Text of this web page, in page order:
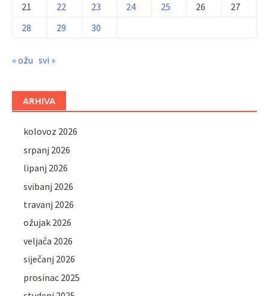
21
22 23 24 25 26
27
28
29 30
« ožu svi »
ARHIVA
kolovoz 2026
srpanj 2026
lipanj 2026
svibanj 2026
travanj 2026
ožujak 2026
veljača 2026
siječanj 2026
prosinac 2025